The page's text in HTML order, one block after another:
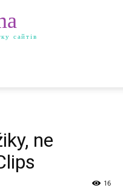
сайтів
ne
16